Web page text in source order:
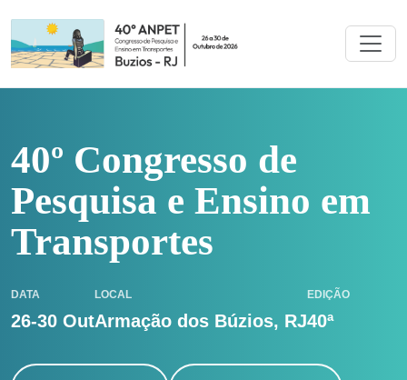
40º Congresso de
Pesquisa e Ensino em
Transportes
DATA
26-30 Out
LOCAL
Armação dos Búzios, RJ
EDIÇÃO
40ª